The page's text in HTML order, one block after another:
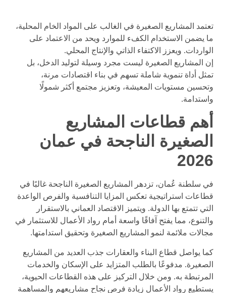
تعتمد المشاريع الصغيرة في الغالب على المواد الخام المحلية،
ما يضمن الاستخدام الكفء للموارد ويحد من الاعتماد على
الواردات. ويعزز الاكتفاء الذاتي والإنتاج المحلي.
إن المشاريع الصغيرة ليست مجرد وسيلة لتوليد الدخل، بل
تمثل أداة تنموية شاملة تسهم في بناء اقتصادات مرنة،
وتحسين مستويات المعيشة، وتعزيز مجتمع أكثر شمولًا
واستدامة.
أهم قطاعات المشاريع
الصغيرة الناجحة في عمان
2026
في سلطنة عُمان، تزدهر المشاريع الصغيرة الناجحة غالبًا في
قطاعات استراتيجية تعكس المزايا التنافسية والفرص الواعدة
التي تتمتع بها الدولة. ويتميز الاقتصاد العماني بالاستقرار
والتنوع، مما يفتح آفاقًا واسعة أمام رواد الأعمال للاستثمار في
مجالات ملائمة لنمو المشاريع الصغيرة وتحقيق استدامتها.
كما يواصل قطاع البناء والعقارات جذب العديد من المشاريع
الصغيرة. مدفوعًا بالطلب المتزايد على الإسكان والخدمات
المرتبطة به. ومن خلال التركيز على هذه القطاعات الحيوية،
يستطيع رواد الأعمال زيادة فرص نجاح مشاريعهم والمساهمة